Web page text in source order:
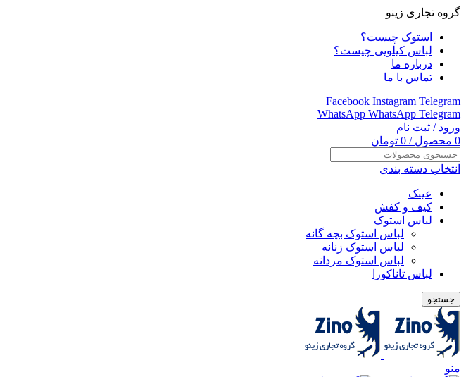
گروه تجاری زینو
استوک چیست؟
لباس کیلویی چیست؟
درباره ما
تماس با ما
Facebook Instagram Telegram
WhatsApp WhatsApp Telegram
ورود / ثبت نام
0 محصول /
0 تومان
انتخاب دسته بندی
عینک
کیف و کفش
لباس استوک
لباس استوک بچه گانه
لباس استوک زنانه
لباس استوک مردانه
لباس تاناکورا
جستجو
منو